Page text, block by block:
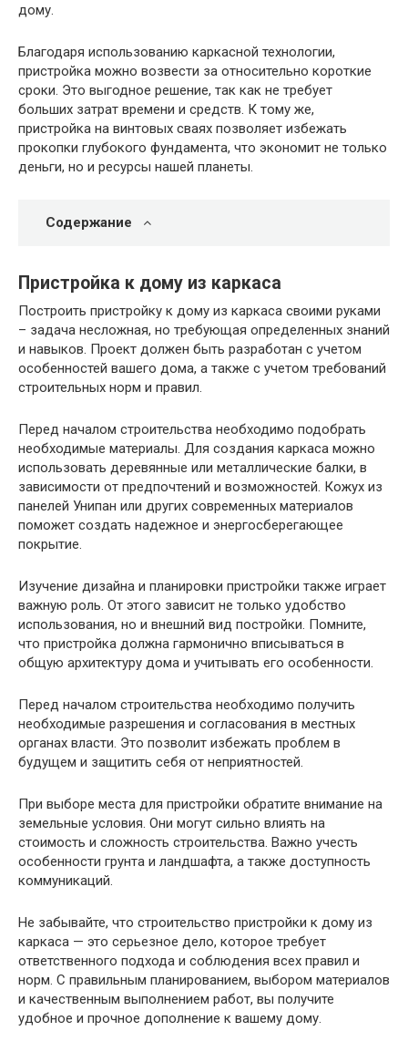
дому.
Благодаря использованию каркасной технологии,
пристройка можно возвести за относительно короткие
сроки. Это выгодное решение, так как не требует
больших затрат времени и средств. К тому же,
пристройка на винтовых сваях позволяет избежать
прокопки глубокого фундамента, что экономит не только
деньги, но и ресурсы нашей планеты.
Содержание
Пристройка к дому из каркаса
Построить пристройку к дому из каркаса своими руками
– задача несложная, но требующая определенных знаний
и навыков. Проект должен быть разработан с учетом
особенностей вашего дома, а также с учетом требований
строительных норм и правил.
Перед началом строительства необходимо подобрать
необходимые материалы. Для создания каркаса можно
использовать деревянные или металлические балки, в
зависимости от предпочтений и возможностей. Кожух из
панелей Унипан или других современных материалов
поможет создать надежное и энергосберегающее
покрытие.
Изучение дизайна и планировки пристройки также играет
важную роль. От этого зависит не только удобство
использования, но и внешний вид постройки. Помните,
что пристройка должна гармонично вписываться в
общую архитектуру дома и учитывать его особенности.
Перед началом строительства необходимо получить
необходимые разрешения и согласования в местных
органах власти. Это позволит избежать проблем в
будущем и защитить себя от неприятностей.
При выборе места для пристройки обратите внимание на
земельные условия. Они могут сильно влиять на
стоимость и сложность строительства. Важно учесть
особенности грунта и ландшафта, а также доступность
коммуникаций.
Не забывайте, что строительство пристройки к дому из
каркаса — это серьезное дело, которое требует
ответственного подхода и соблюдения всех правил и
норм. С правильным планированием, выбором материалов
и качественным выполнением работ, вы получите
удобное и прочное дополнение к вашему дому.